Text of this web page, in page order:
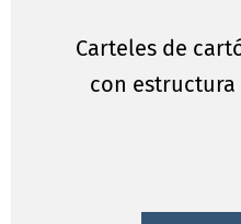
Carteles de
con